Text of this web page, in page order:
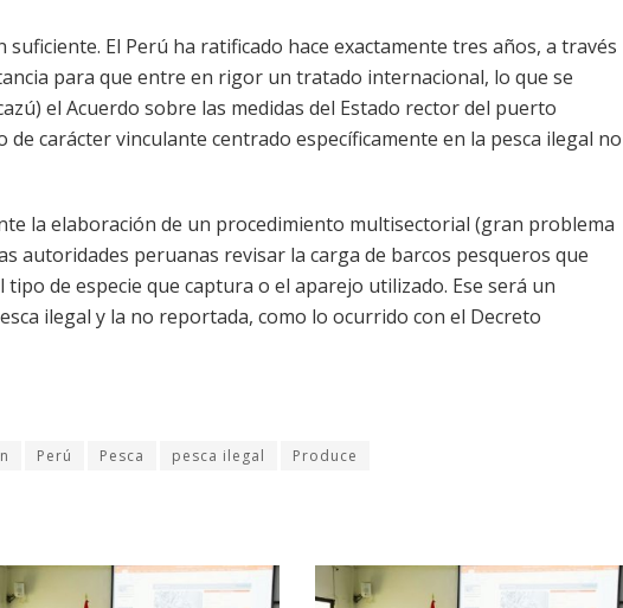
El Perú ha ratificado hace exactamente tres años, a través
para que entre en rigor un tratado internacional, lo que se
el Acuerdo sobre las medidas del Estado rector del puerto
de carácter vinculante centrado específicamente en la pesca ilegal no
la elaboración de un procedimiento multisectorial (gran problema
autoridades peruanas revisar la carga de barcos pesqueros que
de especie que captura o el aparejo utilizado. Ese será un
ilegal y la no reportada, como lo ocurrido con el Decreto
Perú Pesca pesca ilegal Produce